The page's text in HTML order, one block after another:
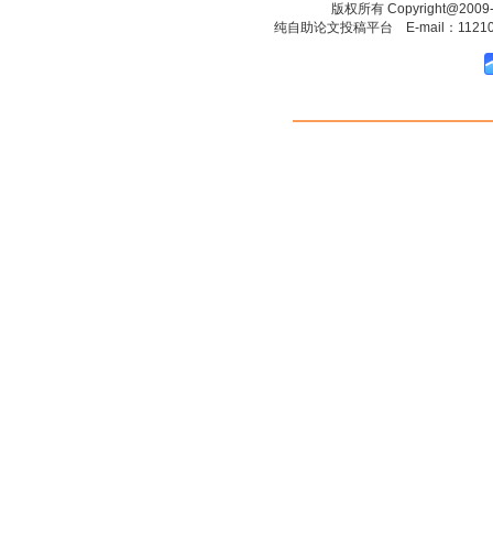
版权所有
纯自助论文投稿平台 E-mail：